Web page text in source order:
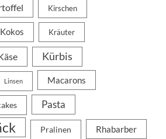
Kirschen
Kokos Kräuter
Kürbis
Linsen Macarons
Pasta
Pralinen Rhabarber